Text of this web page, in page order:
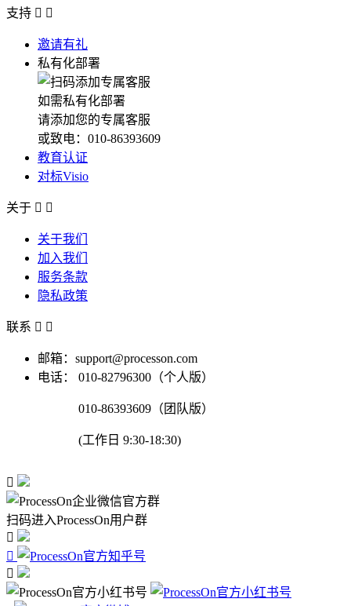
支持  
邀请有礼
私有化部署
如需私有化部署
请添加您的专属客服
或致电：010-86393609
教育认证
对标Visio
关于  
关于我们
加入我们
服务条款
隐私政策
联系  
邮箱：support@processon.com
电话：
010-82796300（个人版）
010-86393609（团队版）
(工作日 9:30-18:30)

扫码进入ProcessOn用户群


